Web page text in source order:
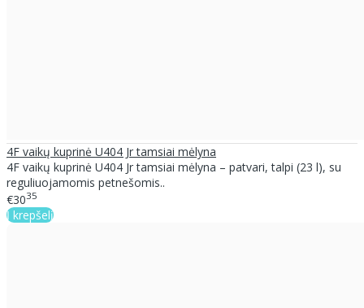
4F vaikų kuprinė U404 Jr tamsiai mėlyna
4F vaikų kuprinė U404 Jr tamsiai mėlyna – patvari, talpi (23 l), su
reguliuojamomis petnešomis..
€3035
Į krepšelį